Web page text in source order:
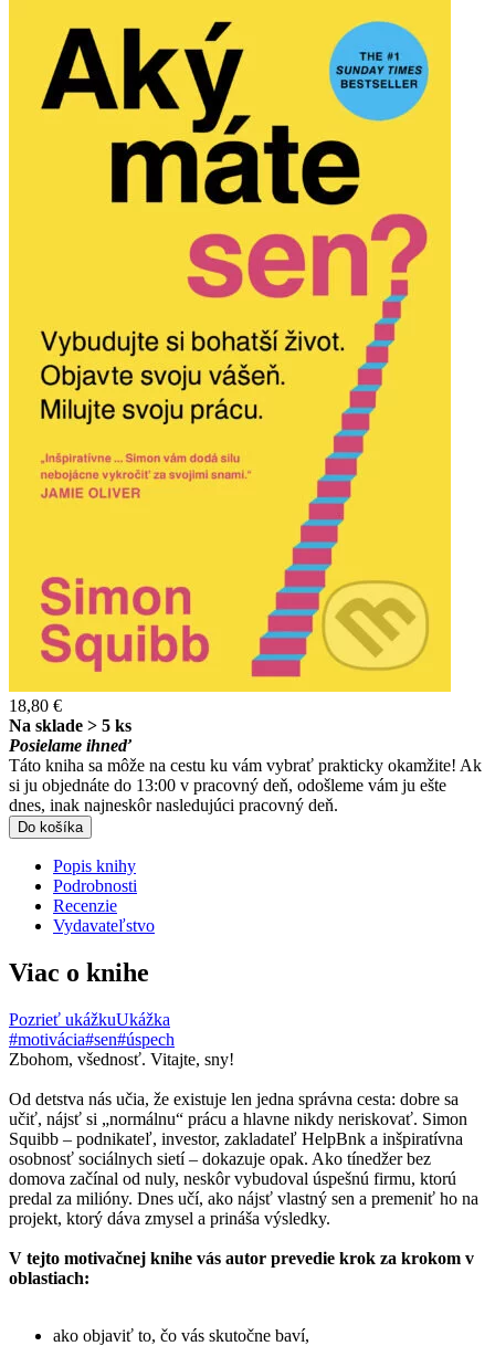
18,80 €
Na sklade > 5 ks
Posielame ihneď
Táto kniha sa môže na cestu ku vám vybrať prakticky okamžite! Ak
si ju objednáte do 13:00 v pracovný deň, odošleme vám ju ešte
dnes, inak najneskôr nasledujúci pracovný deň.
Do košíka
Popis knihy
Podrobnosti
Recenzie
Vydavateľstvo
Viac o knihe
Pozrieť ukážkuUkážka
#motivácia#sen#úspech
Zbohom, všednosť. Vitajte, sny!
Od detstva nás učia, že existuje len jedna správna cesta: dobre sa
učiť, nájsť si „normálnu“ prácu a hlavne nikdy neriskovať. Simon
Squibb – podnikateľ, investor, zakladateľ HelpBnk a inšpiratívna
osobnosť sociálnych sietí – dokazuje opak. Ako tínedžer bez
domova začínal od nuly, neskôr vybudoval úspešnú firmu, ktorú
predal za milióny. Dnes učí, ako nájsť vlastný sen a premeniť ho na
projekt, ktorý dáva zmysel a prináša výsledky.
V tejto motivačnej knihe vás autor prevedie krok za krokom v
oblastiach:
ako objaviť to, čo vás skutočne baví,